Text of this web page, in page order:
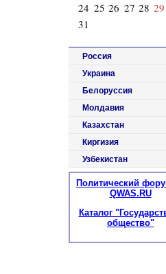
24 25 26 27 28 29
31
Россия
Украина
Белоруссия
Молдавия
Казахстан
Киргизия
Узбекистан
Политический
QWAS.RU
Каталог
общество"